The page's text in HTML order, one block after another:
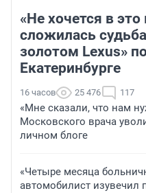
«Не хочется в
сложилась
золотом Lexus»
Екатеринбурге
16 часов 25 476 117
«Мне сказали, что нам
Московского врача
личном блоге
«Четыре месяца
автомобилист изувечил